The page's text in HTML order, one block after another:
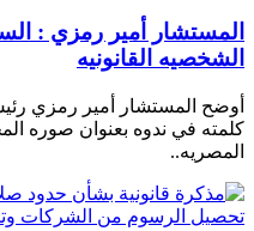
المستشار أمير رمزي :
الشخصيه القانونيه
أوضح المستشار أمير رمزي
كلمته في ندوه بعنوان صوره
المصريه..